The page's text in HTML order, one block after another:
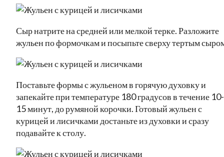
Сыр натрите на средней или мелкой терке. Разложите
жульен по формочкам и посыпьте сверху тертым
Поставьте формы с жульеном в горячую духовку и
запекайте при температуре 180 градусов в течение 10-
15 минут, до румяной корочки. Готовый жульен с
курицей и лисичками достаньте из духовки и сразу
подавайте к столу.